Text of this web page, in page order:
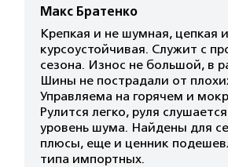
Макс Братенко
Крепкая и не шумная, цепкая и
курсоустойчивая. Служит с
сезона. Износ не большой, в
Шины не пострадали от
Управляема на горячем и
Рулится легко, руля
уровень шума. Найдены для
плюсы, еще и ценник
типа импортных.